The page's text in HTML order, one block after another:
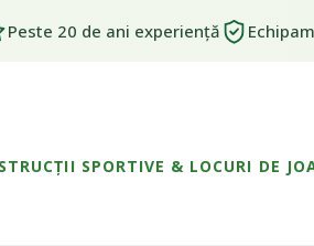
Peste 20 de ani experiență
SPORTIVE & LOCURI DE